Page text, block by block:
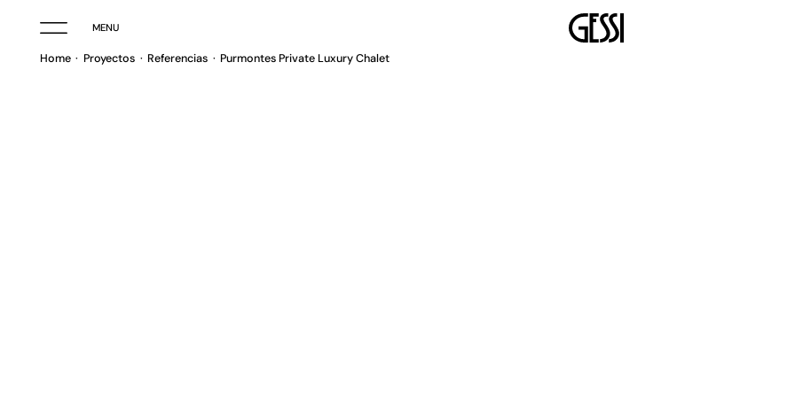
MENU
Home Proyectos Referencias Purmontes Private Luxury Chalet